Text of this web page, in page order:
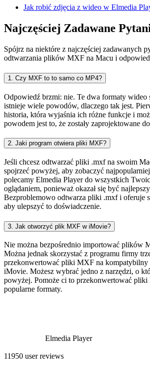
Jak robić zdjęcia z wideo w Elmedia
Najczęściej Zadawane
Spójrz na niektóre z najczęściej zadawanych
odtwarzania plików MXF na Macu i
1. Czy MXF to to samo co MP4?
Odpowiedź brzmi: nie. Te dwa formaty wideo
istnieje wiele powodów, dlaczego tak jest.
historia, która wyjaśnia ich różne funkcje i
powodem jest to, że zostały zaprojektowane
2. Jaki program otwiera pliki MXF?
Jeśli chcesz odtwarzać pliki .mxf na swoim
spojrzeć powyżej, aby zobaczyć
polecamy Elmedia Player do wszystkich
oglądaniem, ponieważ okazał się być
Bezproblemowo odtwarza pliki .mxf i oferuje
aby ulepszyć to doświadczenie.
3. Jak otworzyć plik MXF w iMovie?
Nie można bezpośrednio importować plików
Można jednak skorzystać z programu firmy
przekonwertować pliki MXF na kompatybilny
iMovie. Możesz wybrać jedno z narzędzi, o
powyżej. Pomoże ci to przekonwertować
popularne formaty.
Elmedia Player
11950 user reviews